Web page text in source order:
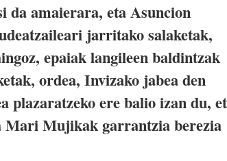
da amaierara, eta Asuncion
jarritako salaketak,
epaiak langileen baldintzak
ordea, Invizako jabea den
plazaratzeko ere balio izan du,
Mari Mujikak garrantzia berezia